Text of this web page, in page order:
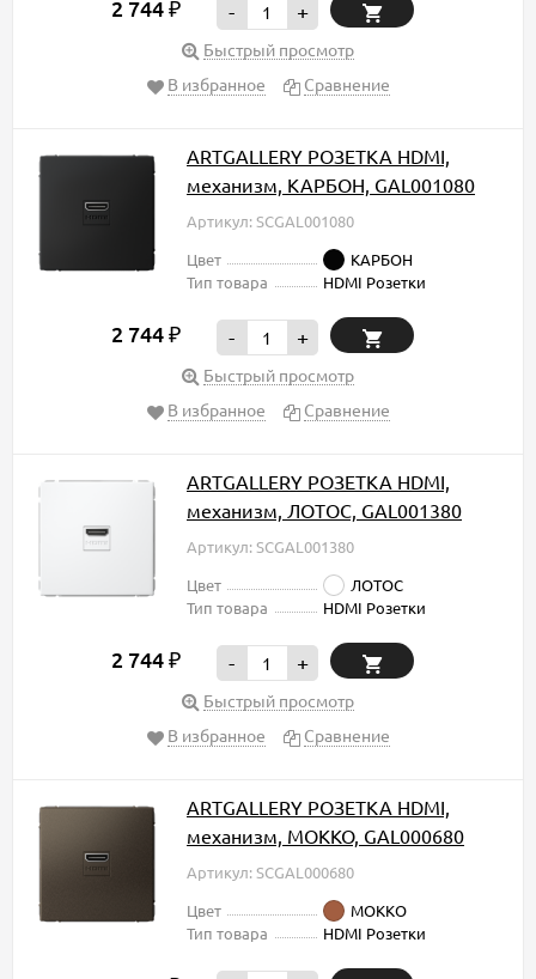
2 744 ₽ - +
Быстрый просмотр
В избранное
Сравнение
ARTGALLERY РОЗЕТКА HDMI,
механизм, КАРБОН, GAL001080
Артикул: SCGAL001080
Цвет
КАРБОН
Тип товара
HDMI Розетки
2 744 ₽ - +
Быстрый просмотр
В избранное
Сравнение
ARTGALLERY РОЗЕТКА HDMI,
механизм, ЛОТОС, GAL001380
Артикул: SCGAL001380
Цвет
ЛОТОС
Тип товара
HDMI Розетки
2 744 ₽ - +
Быстрый просмотр
В избранное
Сравнение
ARTGALLERY РОЗЕТКА HDMI,
механизм, МОККО, GAL000680
Артикул: SCGAL000680
Цвет
МОККО
Тип товара
HDMI Розетки